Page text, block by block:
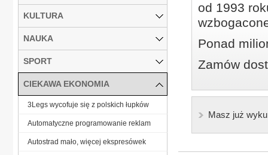
od 1993
Ponad
Zamów
Masz już
KULTURA
NAUKA
SPORT
CIEKAWA EKONOMIA
3Legs wycofuje się z polskich łupków
Automatyczne programowanie reklam
Autostrad mało, więcej ekspresówek